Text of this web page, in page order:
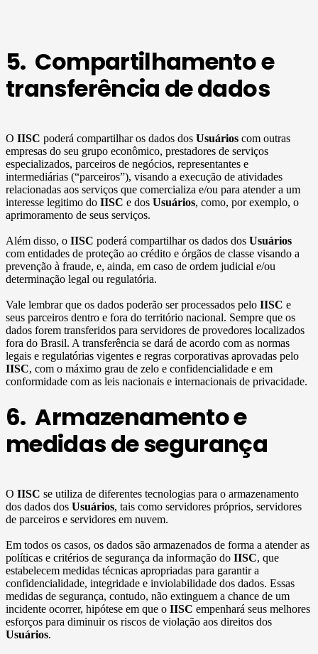
5. Compartilhamento e
transferência de dados
O IISC poderá compartilhar os dados dos Usuários com outras
empresas do seu grupo econômico, prestadores de serviços
especializados, parceiros de negócios, representantes e
intermediárias (“parceiros”), visando a execução de atividades
relacionadas aos serviços que comercializa e/ou para atender a um
interesse legitimo do IISC e dos Usuários, como, por exemplo, o
aprimoramento de seus serviços.
Além disso, o IISC poderá compartilhar os dados dos Usuários
com entidades de proteção ao crédito e órgãos de classe visando a
prevenção à fraude, e, ainda, em caso de ordem judicial e/ou
determinação legal ou regulatória.
Vale lembrar que os dados poderão ser processados pelo IISC e
seus parceiros dentro e fora do território nacional. Sempre que os
dados forem transferidos para servidores de provedores localizados
fora do Brasil. A transferência se dará de acordo com as normas
legais e regulatórias vigentes e regras corporativas aprovadas pelo
IISC, com o máximo grau de zelo e confidencialidade e em
conformidade com as leis nacionais e internacionais de privacidade.
6. Armazenamento e
medidas de segurança
O IISC se utiliza de diferentes tecnologias para o armazenamento
dos dados dos Usuários, tais como servidores próprios, servidores
de parceiros e servidores em nuvem.
Em todos os casos, os dados são armazenados de forma a atender as
políticas e critérios de segurança da informação do IISC, que
estabelecem medidas técnicas apropriadas para garantir a
confidencialidade, integridade e inviolabilidade dos dados. Essas
medidas de segurança, contudo, não extinguem a chance de um
incidente ocorrer, hipótese em que o IISC empenhará seus melhores
esforços para diminuir os riscos de violação aos direitos dos
Usuários.